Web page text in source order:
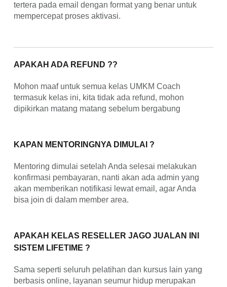
tertera pada email dengan format yang benar untuk
mempercepat proses aktivasi.
APAKAH ADA REFUND ??
Mohon maaf untuk semua kelas UMKM Coach
termasuk kelas ini, kita tidak ada refund, mohon
dipikirkan matang matang sebelum bergabung
KAPAN MENTORINGNYA DIMULAI ?
Mentoring dimulai setelah Anda selesai melakukan
konfirmasi pembayaran, nanti akan ada admin yang
akan memberikan notifikasi lewat email, agar Anda
bisa join di dalam member area.
APAKAH KELAS RESELLER JAGO JUALAN INI
SISTEM LIFETIME ?
Sama seperti seluruh pelatihan dan kursus lain yang
berbasis online, layanan seumur hidup merupakan